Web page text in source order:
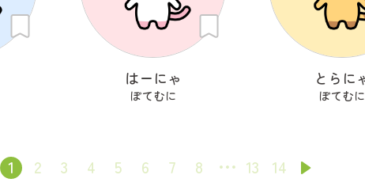
はーにゃ
ぽてむに
とらに
ぽてむに
1 2 3 4 5 6 7 8 13 14